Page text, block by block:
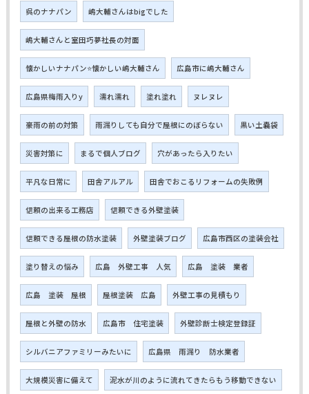
呉のナナパン 嶋大輔さんはbigでした
嶋大輔さんと室田巧夢社長の対面
懐かしいナナパン⭐懐かしい嶋大輔さん 広島市に嶋大輔さん
広島県梅雨入りy 濡れ濡れ 塗れ塗れ ヌレヌレ
豪雨の前の対策 雨漏りしても自分で屋根にのぼらない 黒い土嚢袋
災害対策に まるで個人ブログ 穴があったら入りたい
平凡な日常に 田舎アルアル 田舎でおこるリフォームの失敗例
信頼の出来る工務店 信頼できる外壁塗装
信頼できる屋根の防水塗装 外壁塗装ブログ 広島市西区の塗装会社
塗り替えの悩み 広島 外壁工事 人気 広島 塗装 業者
広島 塗装 屋根 屋根塗装 広島 外壁工事の見積もり
屋根と外壁の防水 広島市 住宅塗装 外壁診断士検定登録証
シルバニアファミリーみたいに 広島県 雨漏り 防水業者
大規模災害に備えて 泥水が川のように流れてきたらもう移動できない